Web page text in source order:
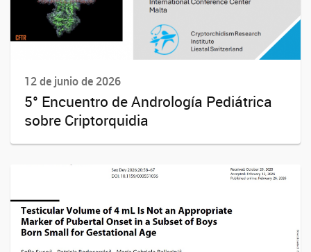
12 de junio de 2026
5° Encuentro de Andrología Pediátrica
sobre Criptorquidia